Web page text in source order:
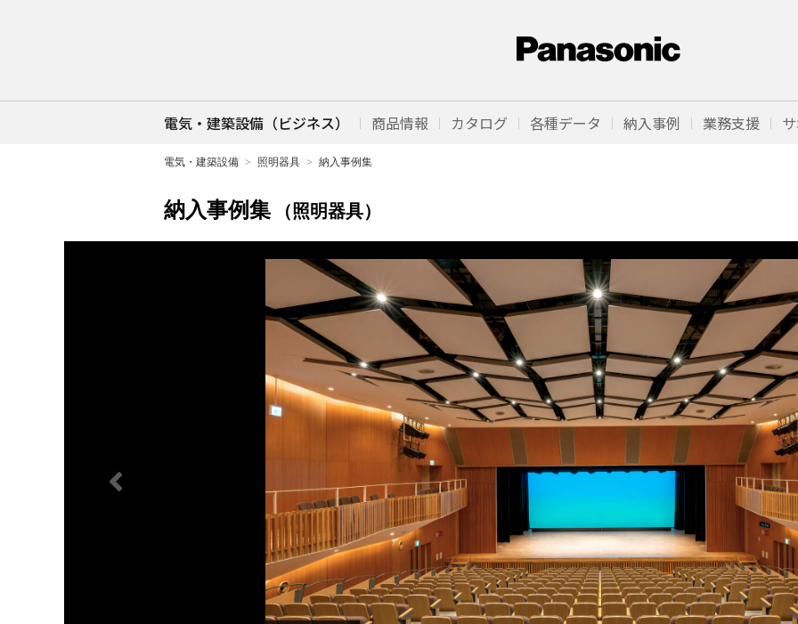
電気・建築設備（ビジネス） 商品情報 カタログ 各種データ 納入事例 業務支援
電気・建築設備 照明器具 納入事例集
納入事例集 （照明器具）